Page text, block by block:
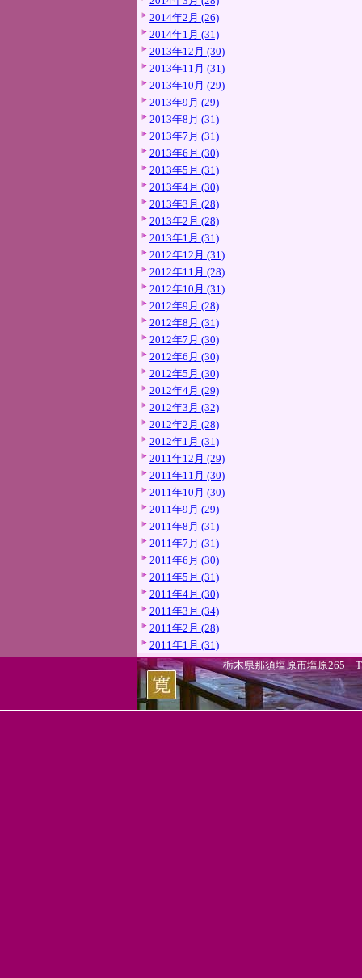
2014年2月 (26)
2014年1月 (31)
2013年12月 (30)
2013年11月 (31)
2013年10月 (29)
2013年9月 (29)
2013年8月 (31)
2013年7月 (31)
2013年6月 (30)
2013年5月 (31)
2013年4月 (30)
2013年3月 (28)
2013年2月 (28)
2013年1月 (31)
2012年12月 (31)
2012年11月 (28)
2012年10月 (31)
2012年9月 (28)
2012年8月 (31)
2012年7月 (30)
2012年6月 (30)
2012年5月 (30)
2012年4月 (29)
2012年3月 (32)
2012年2月 (28)
2012年1月 (31)
2011年12月 (29)
2011年11月 (30)
2011年10月 (30)
2011年9月 (29)
2011年8月 (31)
2011年7月 (31)
2011年6月 (30)
2011年5月 (31)
2011年4月 (30)
2011年3月 (34)
2011年2月 (28)
2011年1月 (31)
栃木県那須塩原市塩原265